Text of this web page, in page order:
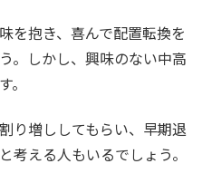
を抱き、喜んで配置転換を
。しかし、興味のない中高
り増ししてもらい、早期退
考える人もいるでしょう。